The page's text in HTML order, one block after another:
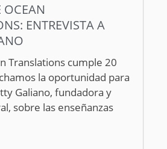
OCEAN
ENTREVISTA A
Translations cumple 20
la oportunidad para
Galiano, fundadora y
sobre las enseñanzas